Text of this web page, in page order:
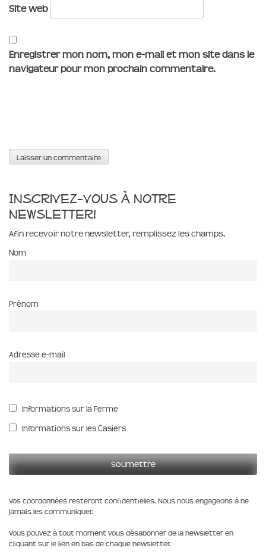
Site web
Enregistrer mon nom, mon e-mail et mon site dans le
navigateur pour mon prochain commentaire.
Inscrivez-vous à notre
newsletter!
Afin recevoir notre newsletter, remplissez les champs.
Nom
Prénom
Adresse e-mail
Informations sur la Ferme
Informations sur les Casiers
Vos coordonnées resteront confidentielles. Nous nous engageons à ne
jamais les communiquer.
Vous pouvez à tout moment vous désabonner de la newsletter en
cliquant sur le lien en bas de chaque newsletter.